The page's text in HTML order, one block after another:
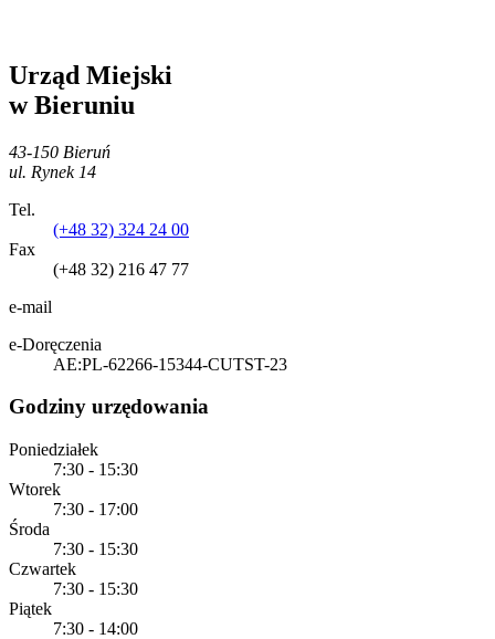
Urząd Miejski
w Bieruniu
43-150 Bieruń
ul. Rynek 14
Tel.
(+48 32) 324 24 00
Fax
(+48 32) 216 47 77
e-mail
e-Doręczenia
AE:PL-62266-15344-CUTST-23
Godziny urzędowania
Poniedziałek
7:30 - 15:30
Wtorek
7:30 - 17:00
Środa
7:30 - 15:30
Czwartek
7:30 - 15:30
Piątek
7:30 - 14:00